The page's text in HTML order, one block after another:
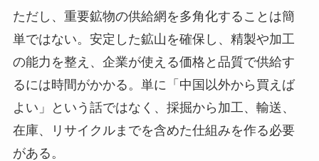
ただし、重要鉱物の供給網を多角化することは簡
単ではない。安定した鉱山を確保し、精製や加工
の能力を整え、企業が使える価格と品質で供給す
るには時間がかかる。単に「中国以外から買えば
よい」という話ではなく、採掘から加工、輸送、
在庫、リサイクルまでを含めた仕組みを作る必要
がある。